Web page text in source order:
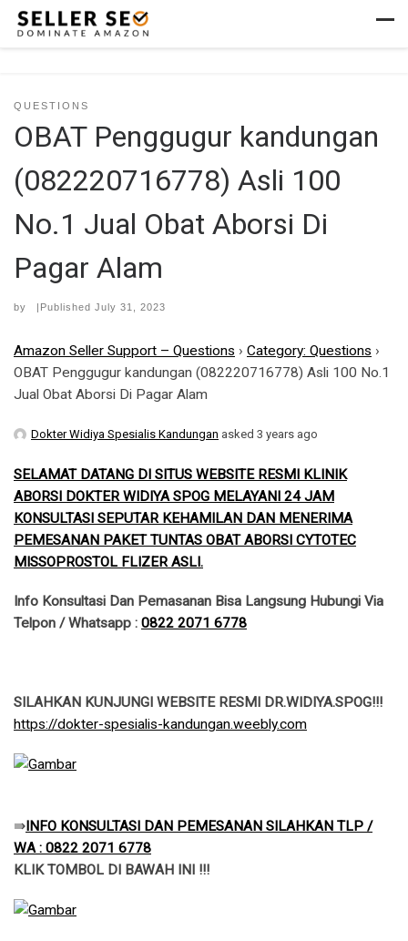
Skip to content
QUESTIONS
OBAT Penggugur kandungan
(082220716778) Asli 100
No.1 Jual Obat Aborsi Di
Pagar Alam
by |Published July 31, 2023
Amazon Seller Support – Questions › Category: Questions ›
OBAT Penggugur kandungan (082220716778) Asli 100 No.1
Jual Obat Aborsi Di Pagar Alam
Dokter Widiya Spesialis Kandungan asked 3 years ago
SELAMAT DATANG DI SITUS WEBSITE RESMI KLINIK
ABORSI DOKTER WIDIYA SPOG MELAYANI 24 JAM
KONSULTASI SEPUTAR KEHAMILAN DAN MENERIMA
PEMESANAN PAKET TUNTAS OBAT ABORSI CYTOTEC
MISSOPROSTOL FLIZER ASLI.
Info Konsultasi Dan Pemasanan Bisa Langsung Hubungi Via
Telpon / Whatsapp : 0822 2071 6778
SILAHKAN KUNJUNGI WEBSITE RESMI DR.WIDIYA.SPOG!!!
​https://dokter-spesialis-kandungan.weebly.com
​⇛INFO KONSULTASI DAN PEMESANAN SILAHKAN TLP /
WA : 0822 2071 6778
KLIK TOMBOL DI BAWAH INI !!!